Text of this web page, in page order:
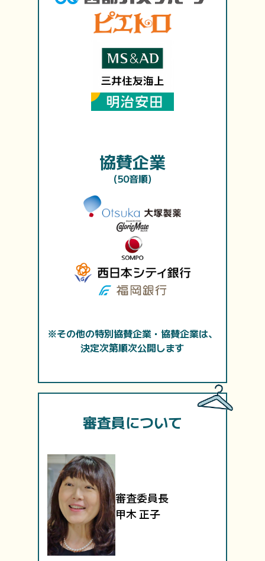
協賛企業
(50音順)
※その他の特別協賛企業・協賛企業は、
決定次第順次公開します
審査員について
審査委員長
甲木 正子